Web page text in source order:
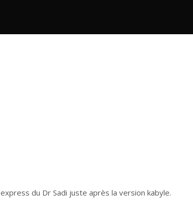
du Dr Sadi juste après la version kabyle.